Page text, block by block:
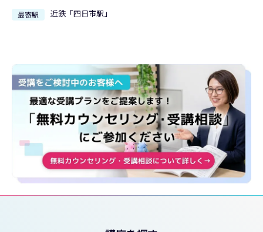
最寄駅 近鉄「四日市駅」